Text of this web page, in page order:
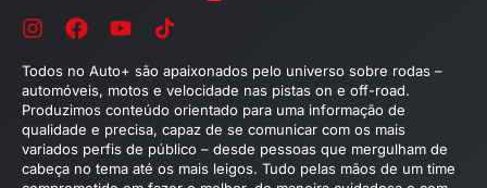
Todos no Auto+ são apaixonados pelo universo sobre rodas –
automóveis, motos e velocidade nas pistas on e off-road.
Produzimos conteúdo orientado para uma informação de
qualidade e precisa, capaz de se comunicar com os mais
variados perfis de público – desde pessoas que mergulham de
cabeça no tema até os mais leigos. Tudo pelas mãos de um time